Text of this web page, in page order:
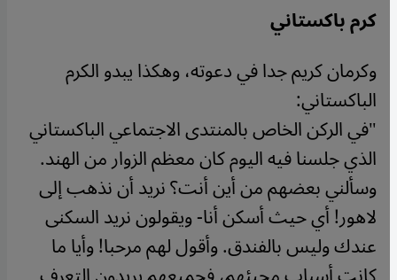
كرم باكستاني
وكرمان كريم جدا في دعوته، وهكذا يبدو الكرم
الباكستاني:
"في الركن الخاص بالمنتدى الاجتماعي الباكستاني
الذي جلسنا فيه اليوم كان معظم الزوار من الهند.
وسألني بعضهم من أين أنت؟ نريد أن نذهب إلى
لاهور! أي حيث أسكن أنا- ويقولون نريد السكنى
عندك وليس بالفندق. وأقول لهم مرحبا! وأيا ما